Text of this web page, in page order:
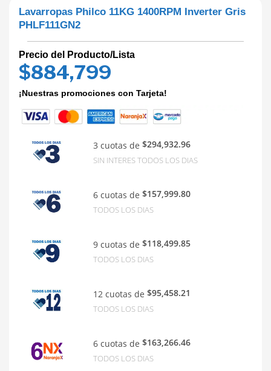
Lavarropas Philco 11KG 1400RPM Inverter Gris
PHLF111GN2
Precio del Producto/Lista
$884,799
¡Nuestras promociones con Tarjeta!
3 cuotas de $294,932.96
SIN INTERES TODOS LOS DIAS
6 cuotas de $157,999.80
TODOS LOS DIAS
9 cuotas de $118,499.85
TODOS LOS DIAS
12 cuotas de $95,458.21
TODOS LOS DIAS
6 cuotas de $163,266.46
TODOS LOS DIAS